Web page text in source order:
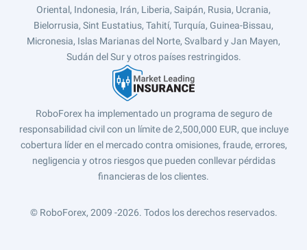
Oriental, Indonesia, Irán, Liberia, Saipán, Rusia, Ucrania,
Bielorrusia, Sint Eustatius, Tahití, Turquía, Guinea-Bissau,
Micronesia, Islas Marianas del Norte, Svalbard y Jan Mayen,
Sudán del Sur y otros países restringidos.
RoboForex ha implementado un programa de seguro de
responsabilidad civil con un límite de 2,500,000 EUR, que incluye
cobertura líder en el mercado contra omisiones, fraude, errores,
negligencia y otros riesgos que pueden conllevar pérdidas
financieras de los clientes.
© RoboForex, 2009 -2026. Todos los derechos reservados.